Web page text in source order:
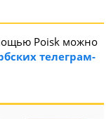
Poisk можно
телеграм-